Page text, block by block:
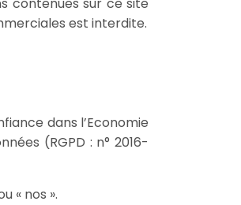
contenues sur ce site
est interdite.
dans l’Economie
(RGPD : n° 2016-
« nos ».